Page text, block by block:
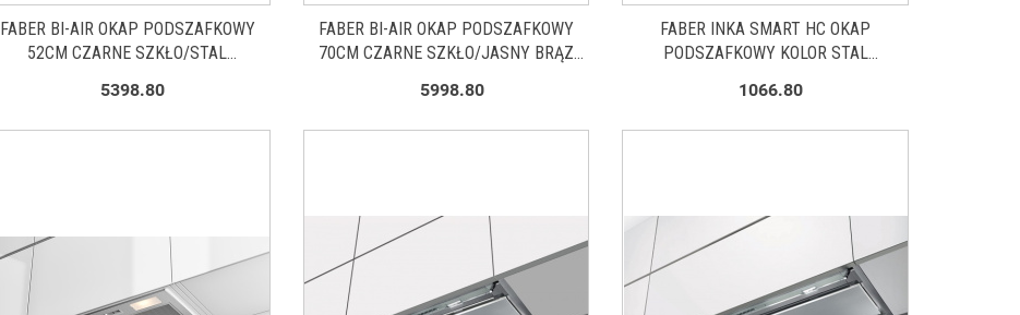
FABER BI-AIR OKAP PODSZAFKOWY
52CM CZARNE SZKŁO/STAL
5398.80
FABER BI-AIR OKAP PODSZAFKOWY
70CM CZARNE SZKŁO/JASNY BRĄZ
5998.80
FABER INKA SMART HC OKAP
PODSZAFKOWY KOLOR STAL
1066.80